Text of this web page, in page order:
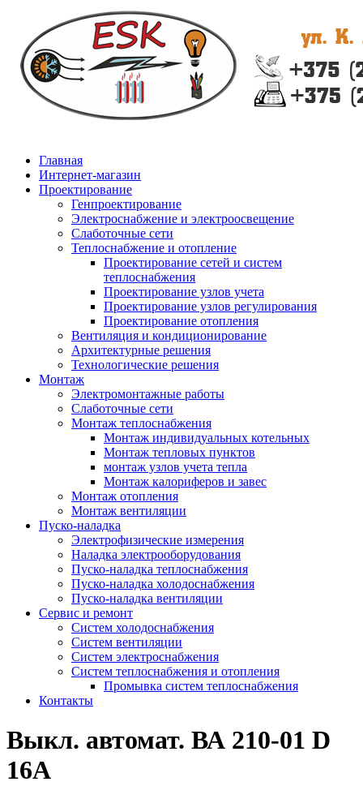
Главная
Интернет-магазин
Проектирование
Генпроектирование
Электроснабжение и электроосвещение
Слаботочные сети
Теплоснабжение и отопление
Проектирование сетей и систем
теплоснабжения
Проектирование узлов учета
Проектирование узлов регулирования
Проектирование отопления
Вентиляция и кондиционирование
Архитектурные решения
Технологические решения
Монтаж
Электромонтажные работы
Слаботочные сети
Монтаж теплоснабжения
Монтаж индивидуальных котельных
Монтаж тепловых пунктов
монтаж узлов учета тепла
Монтаж калориферов и завес
Монтаж отопления
Монтаж вентиляции
Пуско-наладка
Электрофизические измерения
Наладка электрооборудования
Пуско-наладка теплоснабжения
Пуско-наладка холодоснабжения
Пуско-наладка вентиляции
Сервис и ремонт
Систем холодоснабжения
Систем вентиляции
Систем электроснабжения
Систем теплоснабжения и отопления
Промывка систем теплоснабжения
Контакты
Выкл. автомат. ВА 210-01 D
16А